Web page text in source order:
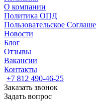
О компании
Политика ОПД
Пользовательское
Новости
Блог
Отзывы
Вакансии
Контакты
+7 812 490-46-25
Заказать звонок
Задать вопрос